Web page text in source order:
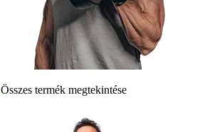
Összes termék megtekintése